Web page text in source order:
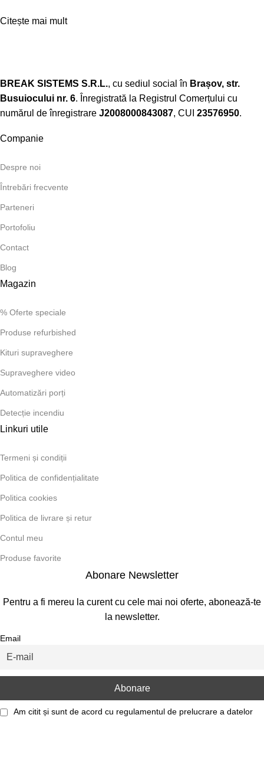
Citește mai mult
BREAK SISTEMS S.R.L., cu sediul social în Brașov, str.
Busuiocului nr. 6. Înregistrată la Registrul Comerțului cu
numărul de înregistrare J2008000843087, CUI 23576950.​
Companie
Despre noi
Întrebări frecvente
Parteneri
Portofoliu
Contact
Blog
Magazin
% Oferte speciale
Produse refurbished
Kituri supraveghere
Supraveghere video
Automatizări porți
Detecție incendiu
Linkuri utile
Termeni și condiții
Politica de confidențialitate
Politica cookies
Politica de livrare și retur
Contul meu
Produse favorite
Abonare Newsletter
Pentru a fi mereu la curent cu cele mai noi oferte, abonează-te
la newsletter.
Email
Am citit și sunt de acord cu regulamentul de prelucrare a datelor